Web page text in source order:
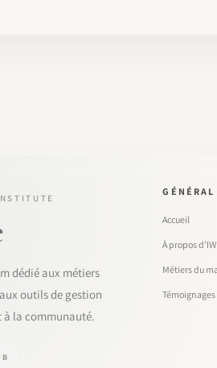
dédié aux métiers
outils de gestion
à la communauté.
GÉNÉRAL
Accueil
À propos d’IWI
Métiers du
Témoignages